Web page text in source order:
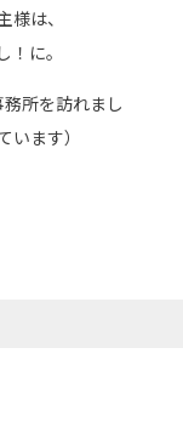
は、
に。
所を訪れまし
ます）